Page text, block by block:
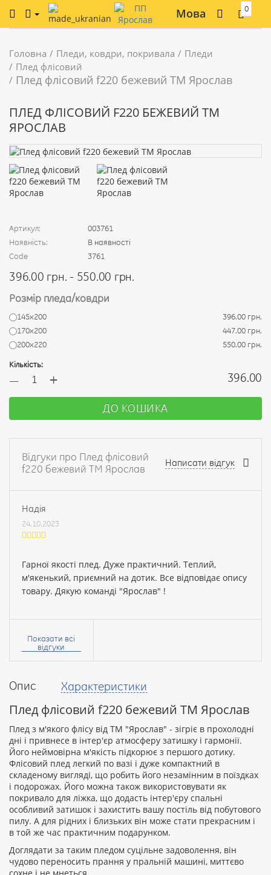
Мова 0
Головна Пледи, ковдри, покривала
Пледи
Плед флісовий
Плед флісовий f220 бежевий ТМ Ярослав
Опис Характеристики
Плед флісовий f220 бежевий ТМ Ярослав
Плед з м'якого флісу від ТМ "Ярослав" - зігріє в прохолодні
дні і привнесе в інтер'єр атмосферу затишку і гармонії.
Його неймовірна м'якість підкорює з першого дотику.
Флісовий плед легкий по вазі і дуже компактний в
складеному вигляді, що робить його незамінним в поїздках
і подорожах. Його можна також використовувати як
покривало для ліжка, що додасть інтер'єру спальні
особливий затишок і захистить вашу постіль від побутового
пилу. А для рідних і близьких він може стати прекрасним і
в той же час практичним подарунком.
Доглядати за таким пледом суцільне задоволення, він
чудово переносить прання у пральній машині, миттєво
ПЛЕД ФЛІСОВИЙ F220 БЕЖЕВИЙ ТМ
ЯРОСЛАВ
Артикул:
003761
Наявність:
В наявності
Code
3761
396.00 грн. - 550.00 грн.
Розмір пледа/ковдри
145х200
396.00 грн.
170х200
447.00 грн.
200х220
550.00 грн.
Кількість:
— + 396.00
ДО КОШИКА
Відгуки про Плед флісовий
f220 бежевий ТМ Ярослав
Написати відгук
Надія
24.10.2023
Гарної якості плед. Дуже практичний. Теплий,
м'якенький, приємний на дотик. Все відповідає опису
товару. Дякую команді "Ярослав" !
Ваше
Ваш
Рейтинг:
ПРОДОВЖИТИ
Показати всі
відгуки